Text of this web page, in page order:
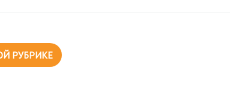
РУБРИКЕ